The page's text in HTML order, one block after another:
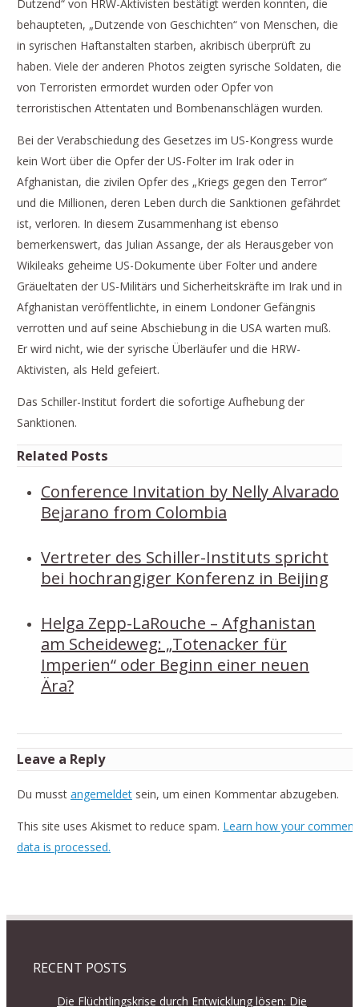
Dutzend“ von HRW-Aktivisten bestätigt werden konnten, die
behaupteten, „Dutzende von Geschichten“ von Menschen, die
in syrischen Haftanstalten starben, akribisch überprüft zu
haben. Viele der anderen Photos zeigten syrische Soldaten, die
von Terroristen ermordet wurden oder Opfer von
terroristischen Attentaten und Bombenanschlägen wurden.
Bei der Verabschiedung des Gesetzes im US-Kongress wurde
kein Wort über die Opfer der US-Folter im Irak oder in
Afghanistan, die zivilen Opfer des „Kriegs gegen den Terror“
und die Millionen, deren Leben durch die Sanktionen gefährdet
ist, verloren. In diesem Zusammenhang ist ebenso
bemerkenswert, das Julian Assange, der als Herausgeber von
Wikileaks geheime US-Dokumente über Folter und andere
Gräueltaten der US-Militärs und Sicherheitskräfte im Irak und in
Afghanistan veröffentlichte, in einem Londoner Gefängnis
verrotten und auf seine Abschiebung in die USA warten muß.
Er wird nicht, wie der syrische Überläufer und die HRW-
Aktivisten, als Held gefeiert.
Das Schiller-Institut fordert die sofortige Aufhebung der
Sanktionen.
Related Posts
Conference Invitation by Nelly Alvarado
Bejarano from Colombia
Vertreter des Schiller-Instituts spricht
bei hochrangiger Konferenz in Beijing
Helga Zepp-LaRouche – Afghanistan
am Scheideweg: „Totenacker für
Imperien“ oder Beginn einer neuen
Ära?
Leave a Reply
Du musst angemeldetsein, um einen Kommentar abzugeben.
This site uses Akismet to reduce spam. Learn how your comment
data is processed.
RECENT POSTS
Die Flüchtlingskrise durch Entwicklung lösen: Die